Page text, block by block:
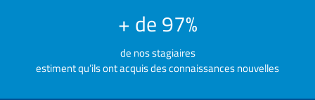
+ de 97%
de nos stagiaires
estiment qu’ils ont acquis des connaissances nouvelles